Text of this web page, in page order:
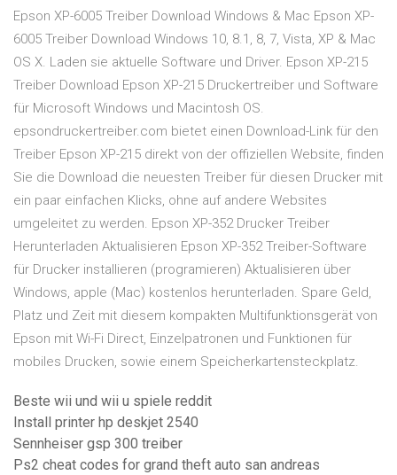
Epson XP-6005 Treiber Download Windows & Mac Epson XP-
6005 Treiber Download Windows 10, 8.1, 8, 7, Vista, XP & Mac
OS X. Laden sie aktuelle Software und Driver. Epson XP-215
Treiber Download Epson XP-215 Druckertreiber und Software
für Microsoft Windows und Macintosh OS.
epsondruckertreiber.com bietet einen Download-Link für den
Treiber Epson XP-215 direkt von der offiziellen Website, finden
Sie die Download die neuesten Treiber für diesen Drucker mit
ein paar einfachen Klicks, ohne auf andere Websites
umgeleitet zu werden. Epson XP-352 Drucker Treiber
Herunterladen Aktualisieren Epson XP-352 Treiber-Software
für Drucker installieren (programieren) Aktualisieren über
Windows, apple (Mac) kostenlos herunterladen. Spare Geld,
Platz und Zeit mit diesem kompakten Multifunktionsgerät von
Epson mit Wi-Fi Direct, Einzelpatronen und Funktionen für
mobiles Drucken, sowie einem Speicherkartensteckplatz.
Beste wii und wii u spiele reddit
Install printer hp deskjet 2540
Sennheiser gsp 300 treiber
Ps2 cheat codes for grand theft auto san andreas